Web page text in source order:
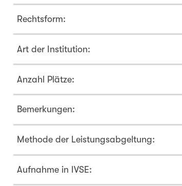
Rechtsform:
Art der Institution:
Anzahl Plätze:
Bemerkungen:
Methode der Leistungsabgeltung:
Aufnahme in IVSE: